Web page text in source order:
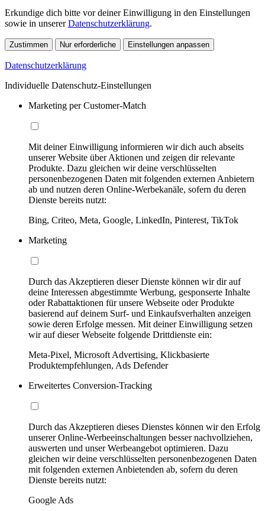
Erkundige dich bitte vor deiner Einwilligung in den Einstellungen
sowie in unsererDatenschutzerklärung.
Zustimmen Nur erforderliche Einstellungen anpassen
Datenschutzerklärung
Individuelle Datenschutz-Einstellungen
Marketing per Customer-Match
Mit deiner Einwilligung informieren wir dich auch abseits
unserer Website über Aktionen und zeigen dir relevante
Produkte. Dazu gleichen wir deine verschlüsselten
personenbezogenen Daten mit folgenden externen Anbietern
ab und nutzen deren Online-Werbekanäle, sofern du deren
Dienste bereits nutzt:
Bing, Criteo, Meta, Google, LinkedIn, Pinterest, TikTok
Marketing
Durch das Akzeptieren dieser Dienste können wir dir auf
deine Interessen abgestimmte Werbung, gesponserte Inhalte
oder Rabattaktionen für unsere Webseite oder Produkte
basierend auf deinem Surf- und Einkaufsverhalten anzeigen
sowie deren Erfolge messen. Mit deiner Einwilligung setzen
wir auf dieser Webseite folgende Drittdienste ein:
Meta-Pixel, Microsoft Advertising, Klickbasierte
Produktempfehlungen, Ads Defender
Erweitertes Conversion-Tracking
Durch das Akzeptieren dieses Dienstes können wir den Erfolg
unserer Online-Werbeeinschaltungen besser nachvollziehen,
auswerten und unser Werbeangebot optimieren. Dazu
gleichen wir deine verschlüsselten personenbezogenen Daten
mit folgenden externen Anbietenden ab, sofern du deren
Dienste bereits nutzt:
Google Ads